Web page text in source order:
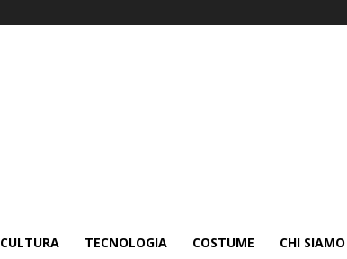
CULTURA TECNOLOGIA COSTUME CHI SIAMO